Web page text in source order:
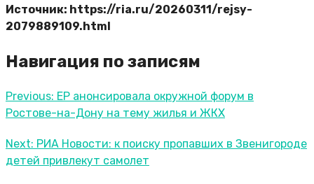
Источник: https://ria.ru/20260311/rejsy-
2079889109.html
Навигация по записям
Previous: ЕР анонсировала окружной форум в
Ростове-на-Дону на тему жилья и ЖКХ
Next: РИА Новости: к поиску пропавших в Звенигороде
детей привлекут самолет